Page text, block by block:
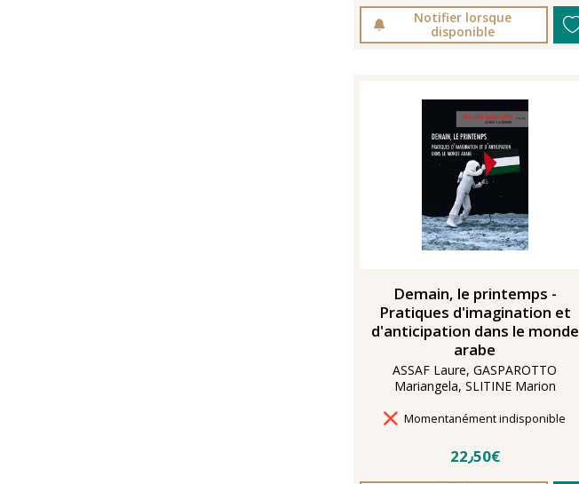
Notifier lorsque
disponible
Demain, le printemps -
Pratiques d'imagination et
d'anticipation dans le monde
arabe
ASSAF Laure, GASPAROTTO
Mariangela, SLITINE Marion
Délais de livraison
Momentanément indisponible
22٫50€